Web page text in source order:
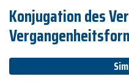
Konjugation des